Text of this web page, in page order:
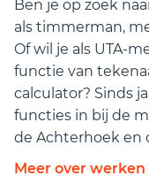
buiten.
Ben je op zoek
als timmerman,
Of wil je als UTA-
functie van
calculator? Sinds
functies in bij de
de Achterhoek en
Meer over